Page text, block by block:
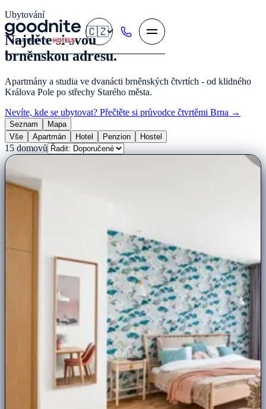
🇨🇿
Ubytování
Najděte si svou
brněnskou adresu.
Apartmány a studia ve dvanácti brněnských čtvrtích - od klidného
Králova Pole po střechy Starého města.
Nevíte, kde se ubytovat? Přečtěte si průvodce čtvrtěmi Brna →
Seznam
Mapa
Vše
Apartmán Hotel Penzion Hostel
15 domovů